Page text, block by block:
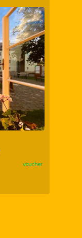
voucher